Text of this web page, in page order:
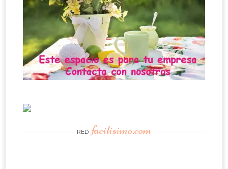
RED facilisimo.com